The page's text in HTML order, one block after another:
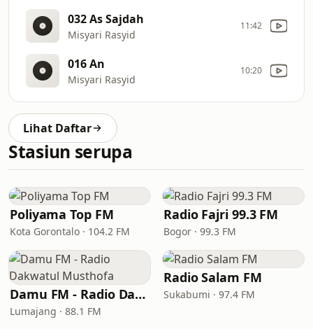
032 As Sajdah
Misyari Rasyid
11:42
016 An
Misyari Rasyid
10:20
Lihat Daftar
Stasiun serupa
Poliyama Top FM
Kota Gorontalo · 104.2 FM
Radio Fajri 99.3 FM
Bogor · 99.3 FM
Damu FM - Radio Dakwatul Musthofa
Lumajang · 88.1 FM
Radio Salam FM
Sukabumi · 97.4 FM